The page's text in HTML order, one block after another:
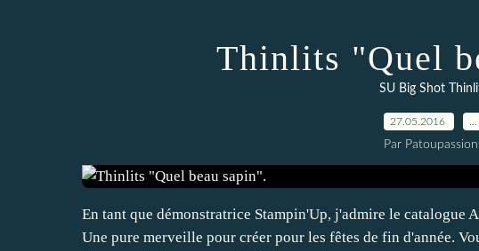
Thinlits "Quel
SU Big Shot
27.05.2016
Par
En tant que démonstratrice Stampin'Up, j'admire le catalogue
Une pure merveille pour créer pour les fêtes de fin d'année.